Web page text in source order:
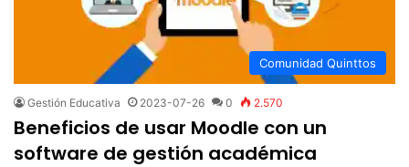
Comunidad Quinttos
Gestión Educativa 2023-07-26 0 2.570
Beneficios de usar Moodle con un
software de gestión académica